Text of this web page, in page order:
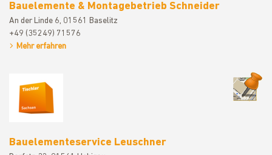
Bauelemente & Montagebetrieb Schneider
An der Linde 6, 01561 Baselitz
+49 (35249) 71576
Mehr erfahren
Bauelementeservice Leuschner